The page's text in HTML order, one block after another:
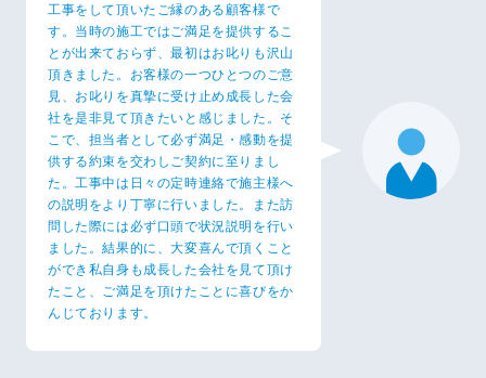
工事をして頂いたご縁のある顧客様で
す。当時の施工ではご満足を提供するこ
とが出来ておらず、最初はお叱りも沢山
頂きました。お客様の一つひとつのご意
見、お叱りを真摯に受け止め成長した会
社を是非見て頂きたいと感じました。そ
こで、担当者として必ず満足・感動を提
供する約束を交わしご契約に至りまし
た。工事中は日々の定時連絡で施主様へ
の説明をより丁寧に行いました。また訪
問した際には必ず口頭で状況説明を行い
ました。結果的に、大変喜んで頂くこと
ができ私自身も成長した会社を見て頂け
たこと、ご満足を頂けたことに喜びをか
んじております。